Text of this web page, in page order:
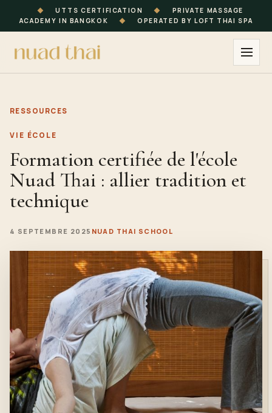
◆ UTTS CERTIFICATION ◆
PRIVATE MASSAGE
ACADEMY IN BANGKOK
◆ OPERATED BY LOFT THAI SPA
RESSOURCES
VIE ÉCOLE
Formation certifiée de l'école
Nuad Thai : allier tradition et
technique
4 SEPTEMBRE 2025 NUAD THAI SCHOOL